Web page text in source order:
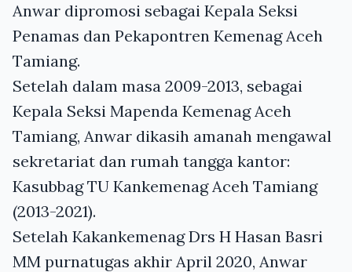
Anwar dipromosi sebagai Kepala Seksi
Penamas dan Pekapontren Kemenag Aceh
Tamiang.
Setelah dalam masa 2009-2013, sebagai
Kepala Seksi Mapenda Kemenag Aceh
Tamiang, Anwar dikasih amanah mengawal
sekretariat dan rumah tangga kantor:
Kasubbag TU Kankemenag Aceh Tamiang
(2013-2021).
Setelah Kakankemenag Drs H Hasan Basri
MM purnatugas akhir April 2020, Anwar